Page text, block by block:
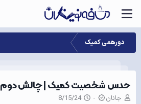
دورهمی کمیک
حدس شخصیت کمیک | چالش دوم
نجانان
ت8/15/24